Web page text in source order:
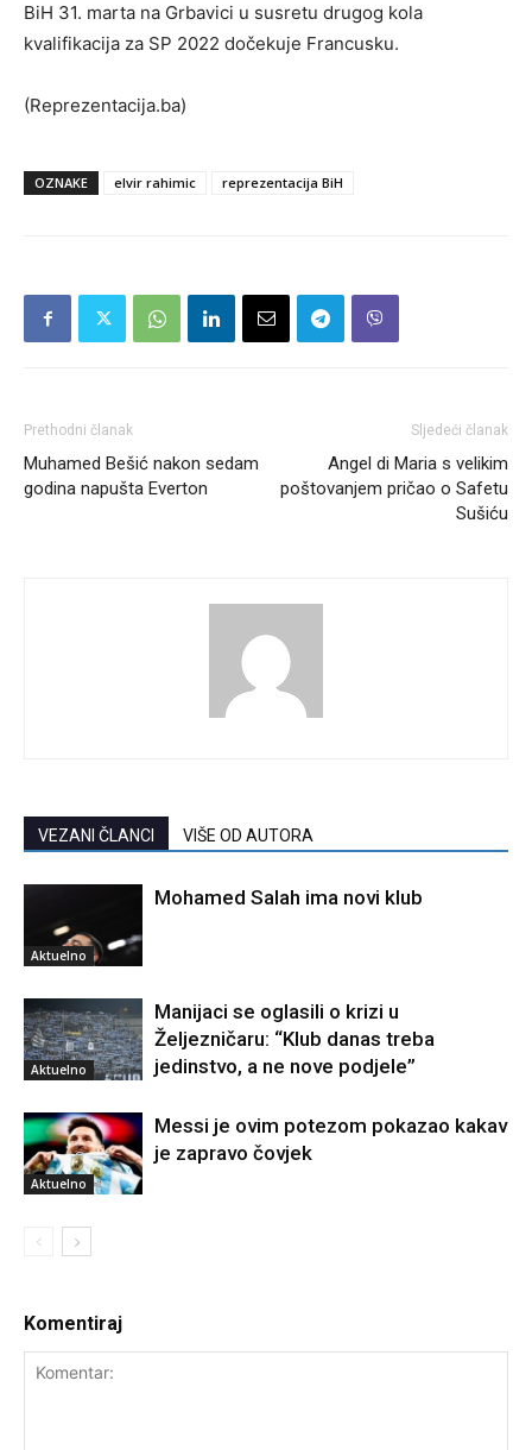
BiH 31. marta na Grbavici u susretu drugog kola
kvalifikacija za SP 2022 dočekuje Francusku.
(Reprezentacija.ba)
OZNAKE elvir rahimic reprezentacija BiH
Prethodni članak
Muhamed Bešić nakon sedam
godina napušta Everton
Sljedeći članak
Angel di Maria s velikim
poštovanjem pričao o Safetu
Sušiću
VEZANI ČLANCI VIŠE OD AUTORA
Aktuelno
Mohamed Salah ima novi klub
Aktuelno
Manijaci se oglasili o krizi u
Željezničaru: “Klub danas treba
jedinstvo, a ne nove podjele”
Aktuelno
Messi je ovim potezom pokazao kakav
je zapravo čovjek
Komentiraj